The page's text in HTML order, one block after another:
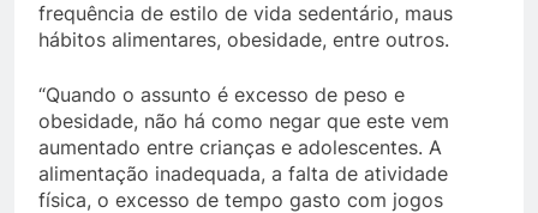
frequência de estilo de vida sedentário, maus
hábitos alimentares, obesidade, entre outros.
“Quando o assunto é excesso de peso e
obesidade, não há como negar que este vem
aumentado entre crianças e adolescentes. A
alimentação inadequada, a falta de atividade
física, o excesso de tempo gasto com jogos